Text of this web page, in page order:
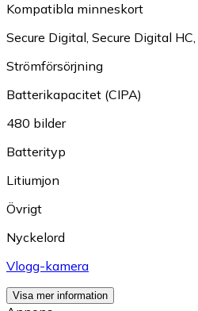
Kompatibla minneskort
Secure Digital Secure Digital HC
Strömförsörjning
Batterikapacitet (CIPA)
480 bilder
Batterityp
Litiumjon
Övrigt
Nyckelord
Vlogg-kamera
Visa mer information